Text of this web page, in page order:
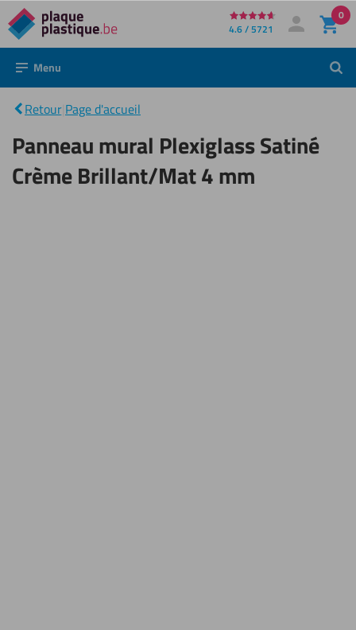
Directement
au
contenu
4.6 / 5721 Mon compte
Se connecter
0
Menu
Retour Page d'accueil
Panneau
mural
Satiné
Crème
Brillant/Mat
4 mm
Panneau mural Plexiglass Satiné
Crème Brillant/Mat 4 mm